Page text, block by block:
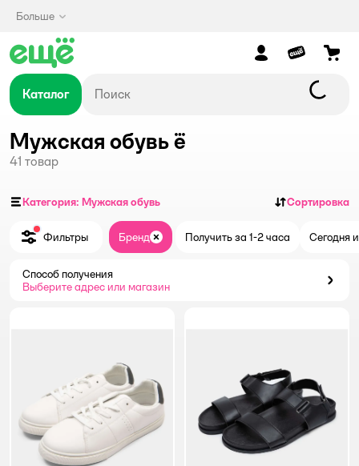
Больше
Каталог
Мужская обувь ё
41 товар
Категория: Мужская обувь Сортировка
Фильтры Бренд ЗакрытьПолучить за 1-2 часа Сегодня
Способ получения
Выберите адрес или магазин